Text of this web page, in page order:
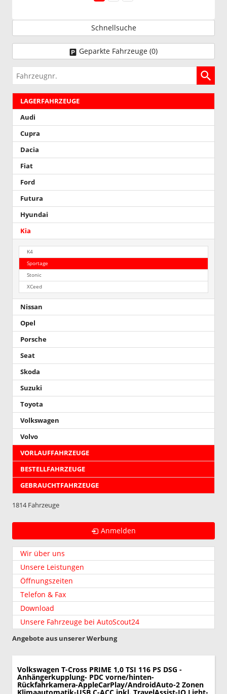
Schnellsuche
Geparkte Fahrzeuge (0)
Fahrzeugnr.
LAGERFAHRZEUGE
Audi
Cupra
Dacia
Fiat
Ford
Futura
Hyundai
Kia
K4
Sportage
Stonic
XCeed
Nissan
Opel
Porsche
Seat
Skoda
Suzuki
Toyota
Volkswagen
Volvo
VORLAUFFAHRZEUGE
BESTELLFAHRZEUGE
GEBRAUCHTFAHRZEUGE
1814 Fahrzeuge
Anmelden
Wir über uns
Unsere Leistungen
Öffnungszeiten
Telefon & Fax
Download
Unsere Fahrzeuge bei AutoScout24
Angebote aus unserer Werbung
Volkswagen T-Cross PRIME 1,0 TSI 116 PS DSG -
Anhängerkupplung- PDC vorne/hinten-
Rückfahrkamera-AppleCarPlay/AndroidAuto-2 Zonen